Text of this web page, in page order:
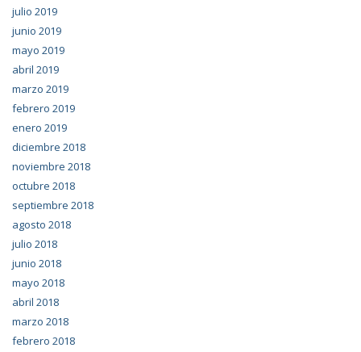
julio 2019
junio 2019
mayo 2019
abril 2019
marzo 2019
febrero 2019
enero 2019
diciembre 2018
noviembre 2018
octubre 2018
septiembre 2018
agosto 2018
julio 2018
junio 2018
mayo 2018
abril 2018
marzo 2018
febrero 2018